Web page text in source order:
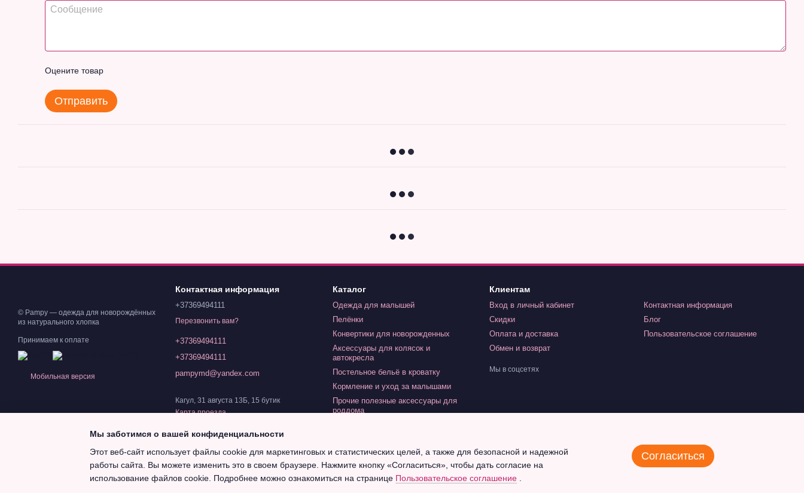
Оцените товар
Отправить
© Pampy — одежда для новорождённых
из натурального хлопка
Принимаем к оплате
Мобильная версия
Контактная информация
+37369494111
Перезвонить вам?
+37369494111
+37369494111
pampymd@yandex.com
Кагул, 31 августа 13Б, 15 бутик
Карта проезда
Каталог
Одежда для малышей
Пелёнки
Конвертики для новорожденных
Аксессуары для колясок и
автокресла
Постельное бельё в кроватку
Кормление и уход за малышами
Прочие полезные аксессуары для
роддома
Крещение
Клиентам
Вход в личный кабинет
Скидки
Оплата и доставка
Обмен и возврат
Контактная информация
Блог
Пользовательское соглашение
Мы в соцсетях
Мы заботимся о вашей конфиденциальности
Этот веб-сайт использует файлы cookie для маркетинговых и статистических целей, а также для безопасной и надежной
работы сайта. Вы можете изменить это в своем браузере. Нажмите кнопку «Согласиться», чтобы дать согласие на
использование файлов cookie. Подробнее можно ознакомиться на странице Пользовательское соглашение
Согласиться